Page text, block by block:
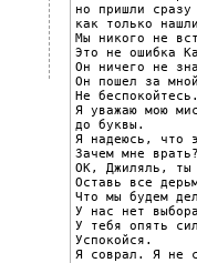
но пришли сразу
как только
Мы никого не
Это не ошибка
Он ничего не
Он пошел за
Не беспокойтесь.
Я уважаю мою
до буквы.
Я надеюсь, что
Зачем мне врать?
ОК, Джиляль, ты
Оставь все
Что мы будем
У нас нет
У тебя опять
Успокойся.
Я соврал. Я не